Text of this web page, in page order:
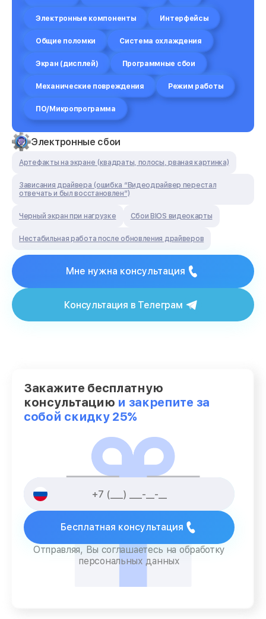
Электронные компоненты Интерфейсы
Общие поломки Система охлаждения
Экран (дисплей) Программные сбои
Механические повреждения Режим работы
ПО/Микропрограмма
Электронные сбои
Артефакты на экране (квадраты, полосы, рваная картинка)
Зависания драйвера (ошибка “Видеодрайвер перестал
отвечать и был восстановлен”)
Черный экран при нагрузке Сбои BIOS видеокарты
Нестабильная работа после обновления драйверов
Мне нужна консультация
Консультация в Телеграм
Закажите бесплатную
консультацию и закрепите за
собой скидку 25%
Бесплатная консультация
Отправляя, Вы соглашаетесь на обработку
персональных данных